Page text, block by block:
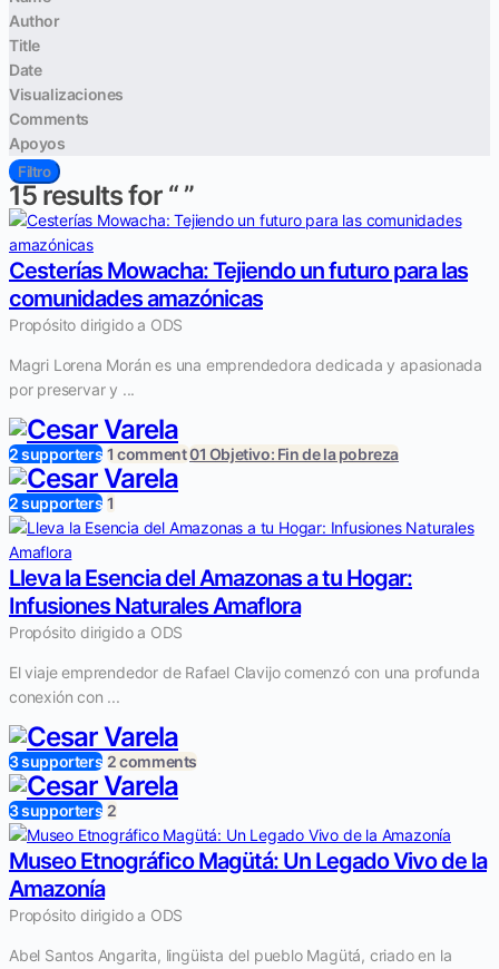
Author
Title
Date
Visualizaciones
Comments
Apoyos
Filtro
15 results for “”
Cesterías Mowacha: Tejiendo un futuro para las
comunidades amazónicas
Propósito dirigido a ODS
Magri Lorena Morán es una emprendedora dedicada y apasionada
por preservar y ...
2 supporters 1 comment01 Objetivo: Fin de la pobreza
2 supporters 1
Lleva la Esencia del Amazonas a tu Hogar:
Infusiones Naturales Amaflora
Propósito dirigido a ODS
El viaje emprendedor de Rafael Clavijo comenzó con una profunda
conexión con ...
3 supporters 2 comments
3 supporters 2
Museo Etnográfico Magütá: Un Legado Vivo de la
Amazonía
Propósito dirigido a ODS
Abel Santos Angarita, lingüista del pueblo Magütá, criado en la